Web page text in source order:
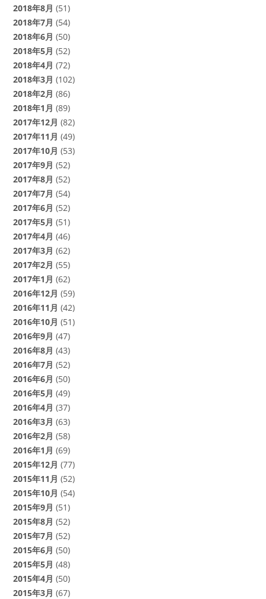
2018年8月 (51)
2018年7月 (54)
2018年6月 (50)
2018年5月 (52)
2018年4月 (72)
2018年3月 (102)
2018年2月 (86)
2018年1月 (89)
2017年12月 (82)
2017年11月 (49)
2017年10月 (53)
2017年9月 (52)
2017年8月 (52)
2017年7月 (54)
2017年6月 (52)
2017年5月 (51)
2017年4月 (46)
2017年3月 (62)
2017年2月 (55)
2017年1月 (62)
2016年12月 (59)
2016年11月 (42)
2016年10月 (51)
2016年9月 (47)
2016年8月 (43)
2016年7月 (52)
2016年6月 (50)
2016年5月 (49)
2016年4月 (37)
2016年3月 (63)
2016年2月 (58)
2016年1月 (69)
2015年12月 (77)
2015年11月 (52)
2015年10月 (54)
2015年9月 (51)
2015年8月 (52)
2015年7月 (52)
2015年6月 (50)
2015年5月 (48)
2015年4月 (50)
2015年3月 (67)